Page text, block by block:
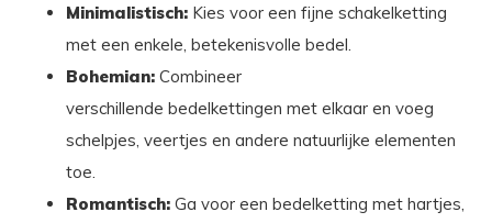
Minimalistisch: Kies voor een fijne schakelketting
met een enkele, betekenisvolle bedel.
Bohemian: Combineer
verschillende bedelkettingen met elkaar en voeg
schelpjes, veertjes en andere natuurlijke elementen
toe.
Romantisch: Ga voor een bedelketting met hartjes,